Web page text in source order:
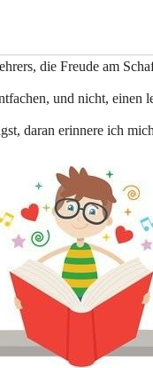
die Freude am
und nicht, einen
daran erinnere ich